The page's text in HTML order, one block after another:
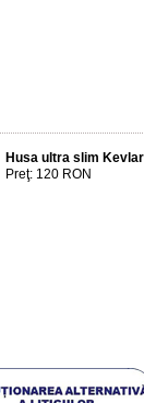
Husa ultra slim
Preţ: 120 RON